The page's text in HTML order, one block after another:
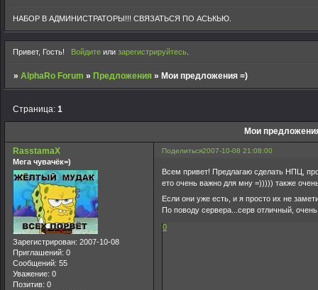
НАБОР В АДМИНИСТРАТОРЫ!!! СВЯЗАТЬСЯ ПО АСЬКЬЮ.
Привет, Гость! Войдитеили зарегистрируйтесь.
»AlphaRo Forum »Предложения »Мои предложения =)
Мои
Страница:1
Поделиться2007-10-08 21:08:00
RasstamaX
Мега чувачёк=)
Зарегистрирован: 2007-10-08
Приглашений: 0
Сообщений: 55
Уважение: 0
Позитив: 0
Всем привет! Предлагаю сделать НПЦ,
ето очень важно для мну =))))) также
Если они уже есть, и я просто их не
По поводу сервера...серв отличный,
0